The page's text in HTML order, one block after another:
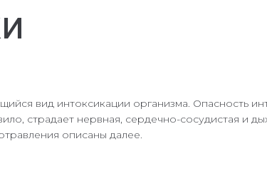
вид интоксикации организма. Опасность
страдает нервная, сердечно-сосудистая и
описаны далее.